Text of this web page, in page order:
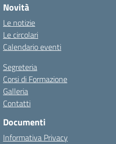
Novità
Le notizie
Le circolari
Calendario eventi
Segreteria
Corsi di Formazione
Galleria
Contatti
Documenti
Informativa Privacy